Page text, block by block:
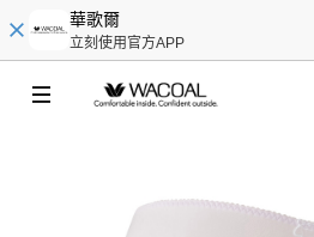
華歌爾
立刻使用官方APP